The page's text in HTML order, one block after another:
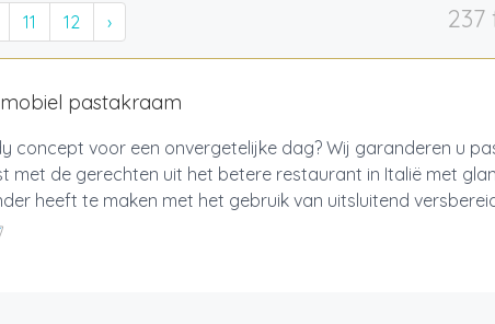
11 12 ›
pastakraam
concept voor een onvergetelijke dag? Wij garanderen u
met de gerechten uit het betere restaurant in Italië met
heeft te maken met het gebruik van uitsluitend